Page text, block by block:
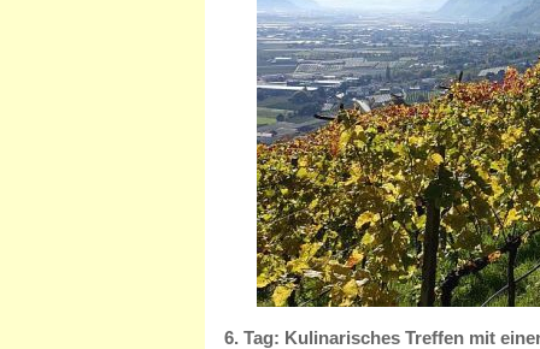
6. Tag: Kulinarisches Treffen mit